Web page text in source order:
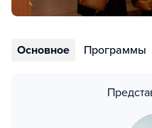
Основное Программы